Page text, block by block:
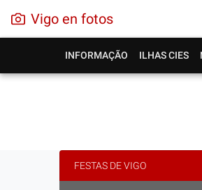
Vigo en fotos
INFORMAÇÃO ILHAS CIES
FESTAS DE VIGO